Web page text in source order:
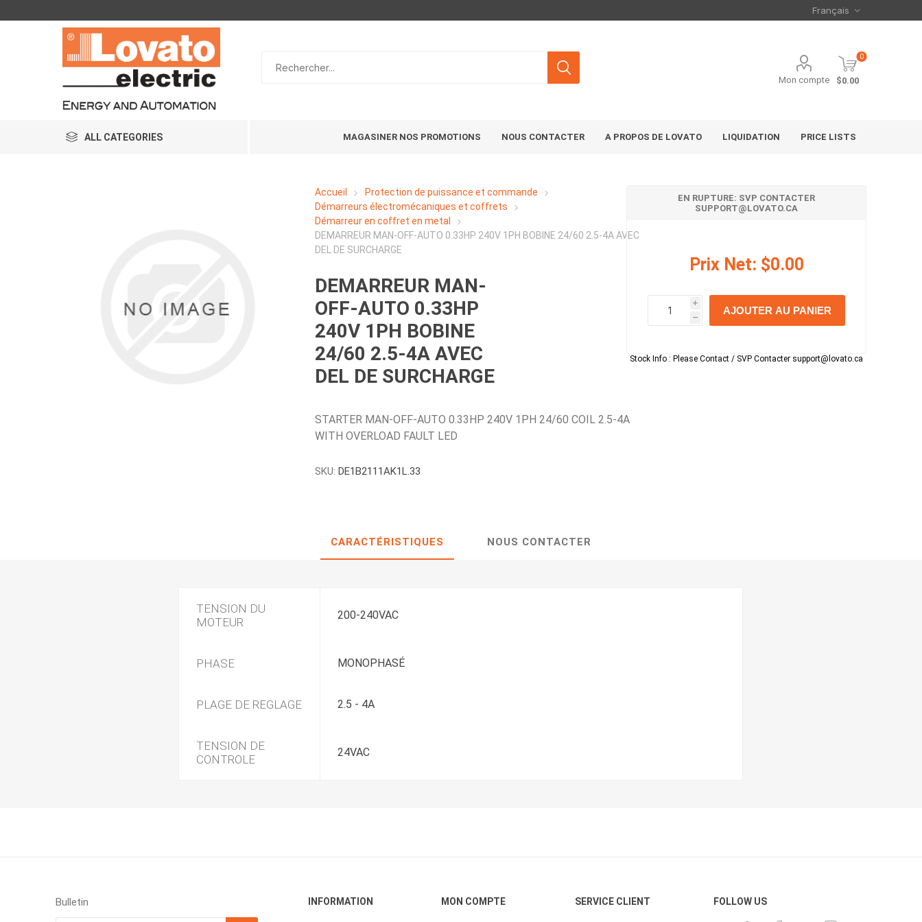
Mon compte
0
$0.00
ALL CATEGORIES MAGASINER NOS PROMOTIONS NOUS CONTACTER A PROPOS DE LOVATO LIQUIDATION PRICE LISTS
Accueil
Protection de puissance et commande
Démarreurs électromécaniques et coffrets
Démarreur en coffret en metal
DEMARREUR MAN-OFF-AUTO 0.33HP 240V 1PH BOBINE 24/60 2.5-4A AVEC
DEL DE SURCHARGE
DEMARREUR MAN-
OFF-AUTO 0.33HP
240V 1PH BOBINE
24/60 2.5-4A AVEC
DEL DE SURCHARGE
STARTER MAN-OFF-AUTO 0.33HP 240V 1PH 24/60 COIL 2.5-4A
WITH OVERLOAD FAULT LED
SKU: DE1B2111AK1L.33
EN RUPTURE: SVP CONTACTER
SUPPORT@LOVATO.CA
Prix Net: $0.00
i
h
h
AJOUTER AU PANIER
Stock Info : Please Contact / SVP Contacter support@lovato.ca
CARACTÉRISTIQUES NOUS CONTACTER
TENSION DU
MOTEUR
200-240VAC
PHASE MONOPHASÉ
PLAGE DE REGLAGE 2.5 - 4A
TENSION DE
CONTROLE
24VAC
Bulletin INFORMATION MON COMPTE SERVICE CLIENT FOLLOW US